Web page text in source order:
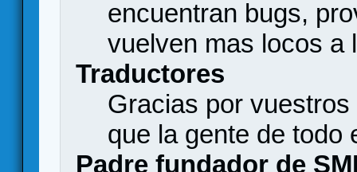
encuentran bugs,
vuelven mas locos a
Traductores
Gracias por
que la gente de todo
Padre fundador de